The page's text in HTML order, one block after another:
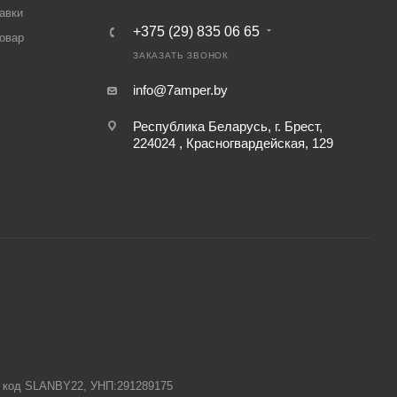
+375 (29) 835 06 65
ЗАКАЗАТЬ ЗВОНОК
info@7amper.by
Республика Беларусь, г. Брест,
224024 , Красногвардейская, 129
SLANBY22, УНП:291289175